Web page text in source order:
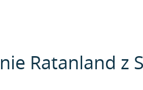
Ratanland z